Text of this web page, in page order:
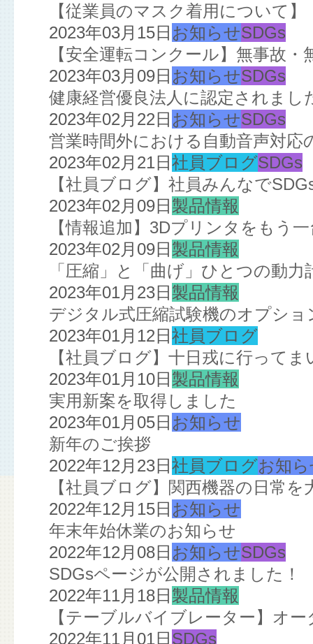
【従業員のマスク着用について】
2023年03月15日 お知らせSDGs
【安全運転コンクール】無事故・
2023年03月09日 お知らせSDGs
健康経営優良法人に認定されまし
2023年02月22日 お知らせSDGs
営業時間外における自動音声対応
2023年02月21日 社員ブログSDGs
【社員ブログ】社員みんなで
2023年02月09日 製品情報
【情報追加】3Dプリンタをもう
2023年02月09日 製品情報
「圧縮」と「曲げ」ひとつの動
2023年01月23日 製品情報
デジタル式圧縮試験機のオプショ
2023年01月12日 社員ブログ
【社員ブログ】十日戎に行って
2023年01月10日 製品情報
実用新案を取得しました
2023年01月05日 お知らせ
新年のご挨拶
2022年12月23日 社員ブログお知
【社員ブログ】関西機器の日常を
2022年12月15日 お知らせ
年末年始休業のお知らせ
2022年12月08日 お知らせSDGs
SDGsページが公開されました！
2022年11月18日 製品情報
【テーブルバイブレーター】オ
2022年11月01日 SDGs